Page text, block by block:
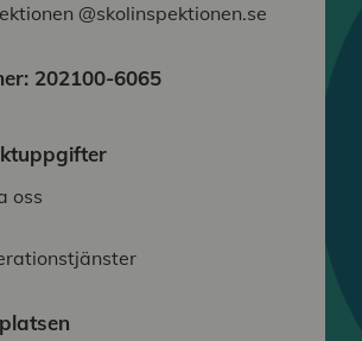
@skolinspektionen.se
202100-6065
oss